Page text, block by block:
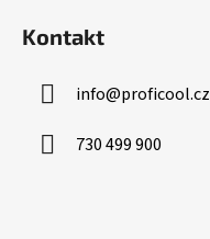
Kontakt
info@proficool.cz
730 499 900